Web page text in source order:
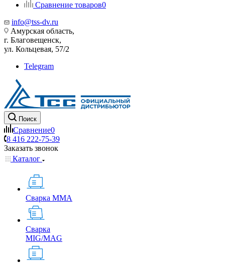
Сравнение товаров0
info@tss-dv.ru
Амурская область,
г. Благовещенск,
ул. Кольцевая, 57/2
Telegram
Поиск
Сравнение0
8 416 222-75-39
Заказать звонок
Каталог
Сварка MMA
Сварка
MIG/MAG